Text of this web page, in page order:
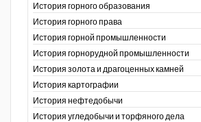
История горного образования
История горного права
История горной промышленности
История горнорудной промышленности
История золота и драгоценных камней
История картографии
История нефтедобычи
История угледобычи и торфяного дела